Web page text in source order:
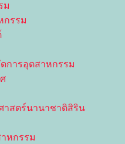
ม
กรรม
การอุตสาหกรรม
สตร์นานาชาติสิริน
หกรรม